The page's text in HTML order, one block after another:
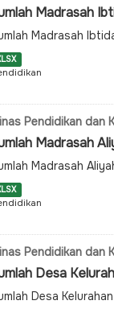
Madrasah
Madrasah
Pendidikan dan
Madrasah
Madrasah
Pendidikan dan
Desa
Desa